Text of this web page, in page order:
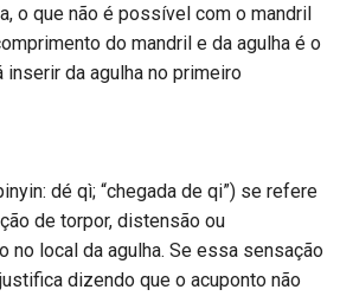
o que não é possível com o mandril
do mandril e da agulha é o
da agulha no primeiro
dé qì; “chegada de qi”) se refere
de torpor, distensão ou
no local da agulha. Se essa sensação
dizendo que o acuponto não